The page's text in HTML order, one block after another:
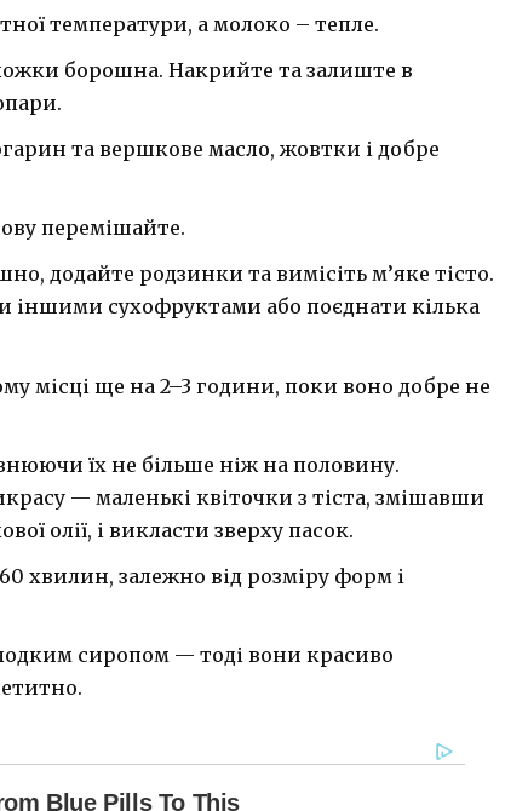
температури, а молоко – тепле.
борошна. Накрийте та залиште в
та вершкове масло, жовтки і добре
перемішайте.
додайте родзинки та вимісіть м’яке тісто.
іншими сухофруктами або поєднати кілька
місці ще на 2–3 години, поки воно добре не
їх не більше ніж на половину.
— маленькі квіточки з тіста, змішавши
олії, і викласти зверху пасок.
хвилин, залежно від розміру форм і
сиропом — тоді вони красиво